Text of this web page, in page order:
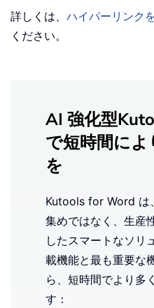
詳しくは、 ハイパーリンク
ください。
AI 強化型
で短時間に
を
Kutools for Word は
集めではなく、生産
したスマートなソリ
載機能と最も重要な
ら、短時間でより多
す：